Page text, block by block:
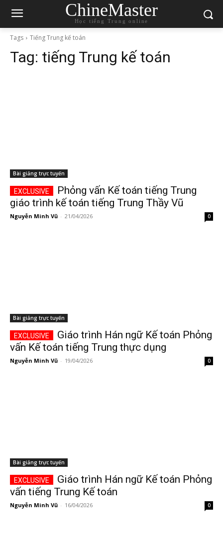
ChineMaster
Học tiếng Trung online
Tags Tiếng Trung kế toán
Tag: tiếng Trung kế toán
Bài giảng trực tuyến
Phỏng vấn Kế toán tiếng Trung
giáo trình kế toán tiếng Trung Thầy Vũ
Nguyễn Minh Vũ - 21/04/2026 0
Bài giảng trực tuyến
Giáo trình Hán ngữ Kế toán Phỏng
vấn Kế toán tiếng Trung thực dụng
Nguyễn Minh Vũ - 19/04/2026 0
Bài giảng trực tuyến
Giáo trình Hán ngữ Kế toán Phỏng
vấn tiếng Trung Kế toán
Nguyễn Minh Vũ - 16/04/2026 0